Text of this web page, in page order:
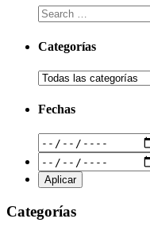
Categorías
Fechas
Categorías